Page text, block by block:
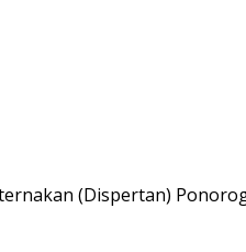
(Dispertan)